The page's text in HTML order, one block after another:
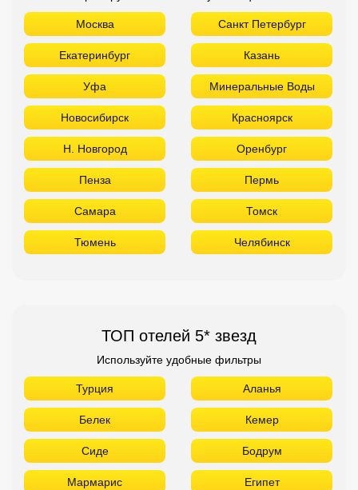
Пенза Пермь
Самара Томск
Тюмень Челябинск
ТОП отелей 5* звезд
Используйте удобные фильтры
Турция Аланья
Хургада Шарм Эль Шейх
ОАЭ Абу Даби
Дубай Аджман
Шарджа Фуджейра
Таиланд Паттайя